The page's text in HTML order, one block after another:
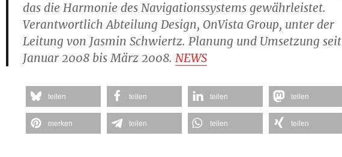
das die Harmonie des Navigationssystems gewährleistet.
Verantwortlich Abteilung Design, OnVista Group, unter der
Leitung von Jasmin Schwiertz. Planung und Umsetzung seit
Januar 2008 bis März 2008. NEWS
teilen teilen teilen teilen
merken teilen teilen teilen